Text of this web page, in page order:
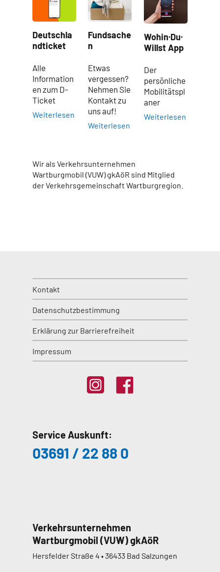
Deutschla
ndticket
Alle
Information
en zum D-
Ticket
Weiterlesen
Fundsache
n
Etwas
vergessen?
Nehmen Sie
Kontakt zu
uns auf!
Weiterlesen
Wohin·Du·
Willst App
Der
persönliche
Mobilitätspl
aner
Weiterlesen
Wir als Verkehrsunternehmen
Wartburgmobil (VUW) gkAöR sind Mitglied
der Verkehrsgemeinschaft Wartburgregion.
Kontakt
Datenschutzbestimmung
Erklärung zur Barrierefreiheit
Impressum
Service Auskunft:
03691 / 22 88 0
Verkehrsunternehmen
Wartburgmobil (VUW) gkAöR
Hersfelder Straße 4 • 36433 Bad Salzungen